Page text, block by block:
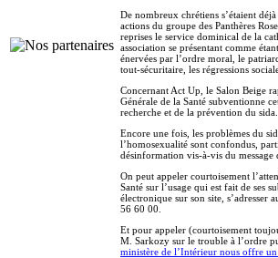
De nombreux chrétiens s’étaient
actions du groupe des Panthères
reprises le service dominical de la
association se présentant comme
énervées par l’ordre moral, le
tout-sécuritaire, les régressions
Concernant Act Up, le Salon Beige
Générale de la Santé subventionne
recherche et de la prévention du sida.
Encore une fois, les problèmes du
l’homosexualité sont confondus,
désinformation vis-à-vis du message
On peut appeler courtoisement
Santé sur l’usage qui est fait de ses
électronique sur son site, s’adresser
56 60 00.
Et pour appeler (courtoisement
M. Sarkozy sur le trouble à l’ordre
ministère de l’Intérieur nous offre